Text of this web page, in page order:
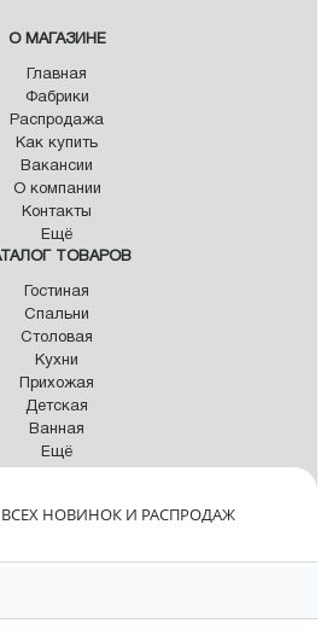
О МАГАЗИНЕ
Главная
Фабрики
Распродажа
Как купить
Вакансии
О компании
Контакты
Ещё
ТОВАРОВ
Гостиная
Спальни
Столовая
Кухни
Прихожая
Детская
Ванная
Ещё
ВСЕХ НОВИНОК И РАСПРОДАЖ